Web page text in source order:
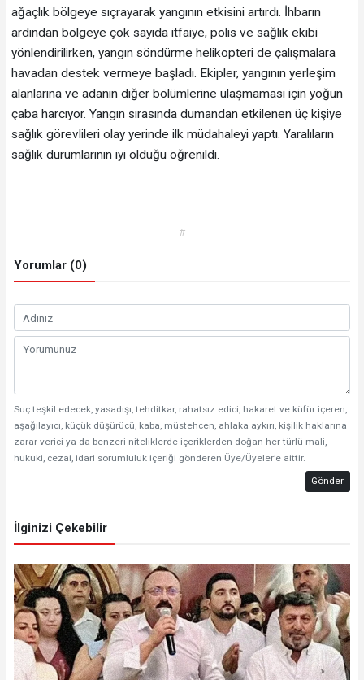
ağaçlık bölgeye sıçrayarak yangının etkisini artırdı. İhbarın
ardından bölgeye çok sayıda itfaiye, polis ve sağlık ekibi
yönlendirilirken, yangın söndürme helikopteri de çalışmalara
havadan destek vermeye başladı. Ekipler, yangının yerleşim
alanlarına ve adanın diğer bölümlerine ulaşmaması için yoğun
çaba harcıyor. Yangın sırasında dumandan etkilenen üç kişiye
sağlık görevlileri olay yerinde ilk müdahaleyi yaptı. Yaralıların
sağlık durumlarının iyi olduğu öğrenildi.
#
Yorumlar (0)
Suç teşkil edecek, yasadışı, tehditkar, rahatsız edici, hakaret ve küfür içeren,
aşağılayıcı, küçük düşürücü, kaba, müstehcen, ahlaka aykırı, kişilik haklarına
zarar verici ya da benzeri niteliklerde içeriklerden doğan her türlü mali,
hukuki, cezai, idari sorumluluk içeriği gönderen Üye/Üyeler’e aittir.
Gönder
İlginizi Çekebilir